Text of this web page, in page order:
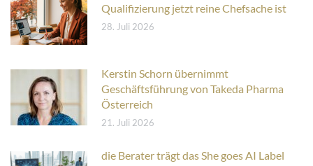
Qualifizierung jetzt reine Chefsache ist
28. Juli 2026
Kerstin Schorn übernimmt
Geschäftsführung von Takeda Pharma
Österreich
21. Juli 2026
die Berater trägt das She goes AI Label